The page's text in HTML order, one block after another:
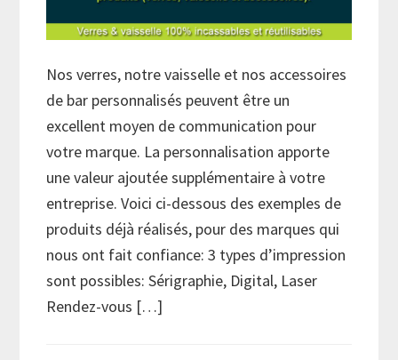
Nos verres, notre vaisselle et nos accessoires
de bar personnalisés peuvent être un
excellent moyen de communication pour
votre marque. La personnalisation apporte
une valeur ajoutée supplémentaire à votre
entreprise. Voici ci-dessous des exemples de
produits déjà réalisés, pour des marques qui
nous ont fait confiance: 3 types d’impression
sont possibles: Sérigraphie, Digital, Laser
Rendez-vous […]